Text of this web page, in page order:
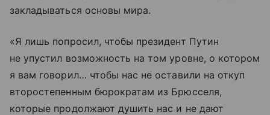
закладываться основы мира.
«Я лишь попросил, чтобы президент Путин
не упустил возможность на том уровне, о котором
я вам говорил… чтобы нас не оставили на откуп
второстепенным бюрократам из Брюсселя,
которые продолжают душить нас и не дают